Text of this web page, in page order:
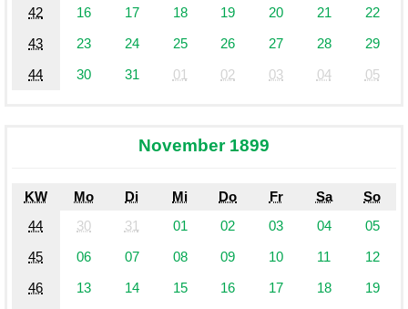
42
16 17 18 19 20 21
22
43
23 24 25 26 27 28
29
44
30 31 01 02 03 04 05
November 1899
KW Mo Di Mi Do Fr Sa
So
44
30 31 01 02 03 04
05
45
06 07 08 09 10 11
12
46
13 14 15 16 17 18
19